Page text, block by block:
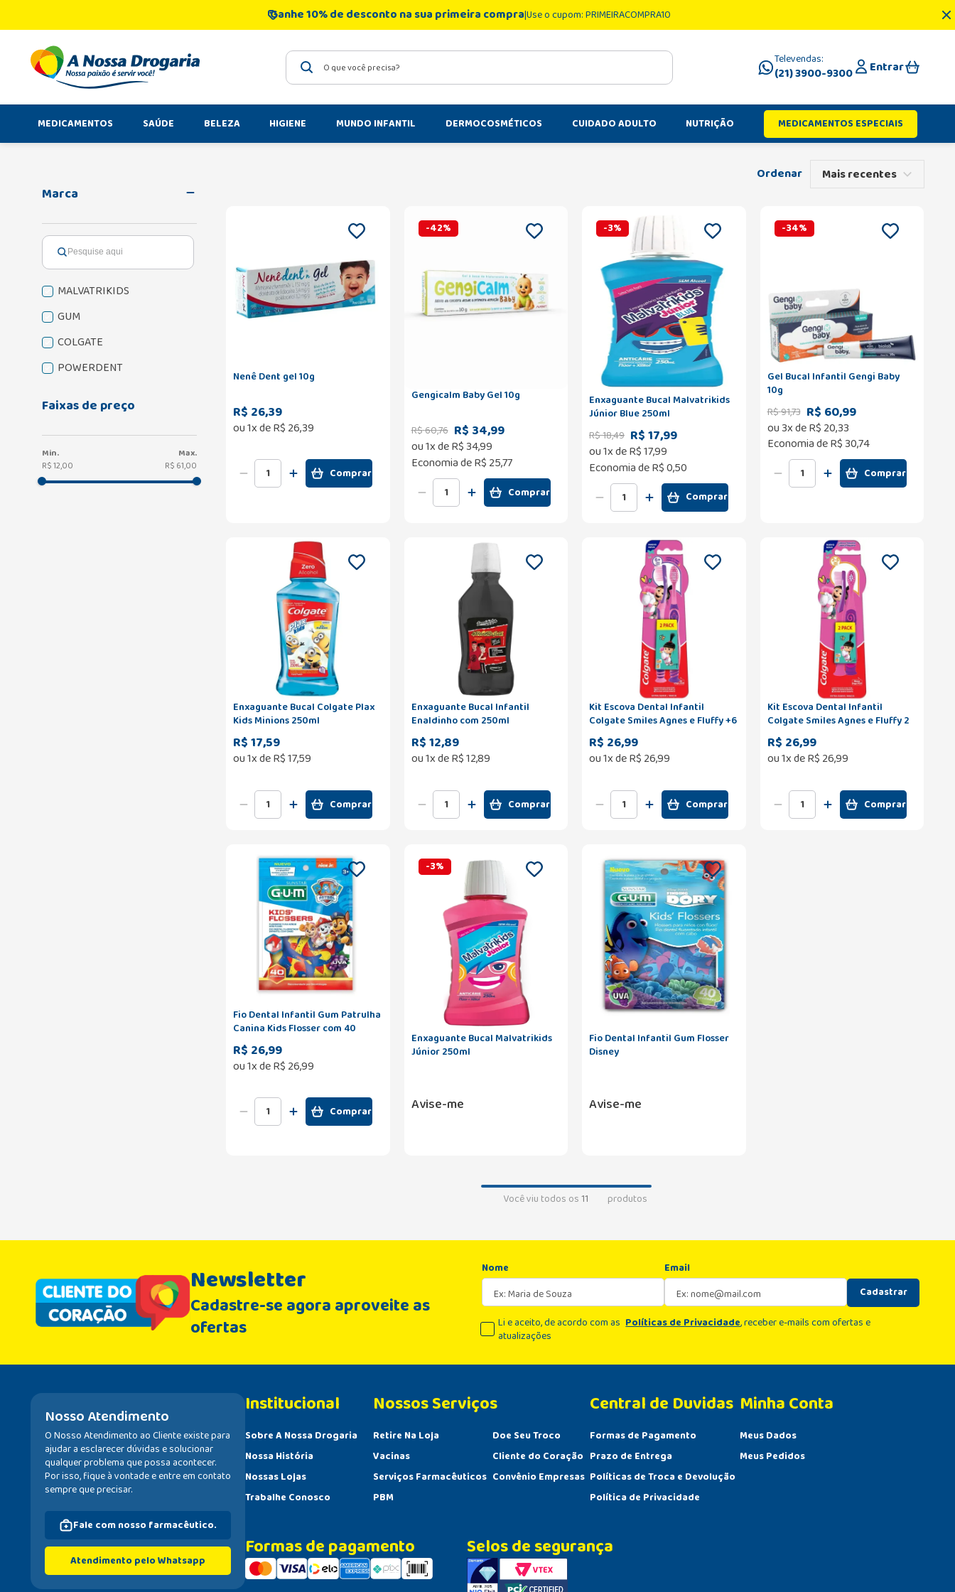
Ganhe 10% de desconto na sua primeira compraUse o cupom: PRIMEIRACOMPRA10
O que você precisa? Televendas:
(21) 3900-9300 Entrar
MEDICAMENTOS SAÚDE BELEZA HIGIENE MUNDO INFANTIL DERMOCOSMÉTICOS CUIDADO ADULTO NUTRIÇÃO MEDICAMENTOS ESPECIAIS
Marca
MALVATRIKIDS
GUM
COLGATE
POWERDENT
GENGI BABY
Faixas de preço
R$ 12,00 R$ 61,00
Mais recentes
Nenê Dent gel 10g
R$ 26,39
ou1x deR$ 26,39
Comprar
-42%
Gengicalm Baby Gel 10g
R$60,76 R$ 34,99
ou1x deR$34,99
Economia deR$ 25,77
Comprar
-3%
Enxaguante Bucal Malvatrikids
Júnior Blue 250ml
R$18,49 R$ 17,99
ou1x deR$17,99
Economia deR$ 0,50
Comprar
-34%
Gel Bucal Infantil Gengi Baby
10g
R$91,73 R$ 60,99
ou3x deR$ 20,33
Economia deR$ 30,74
Comprar
Enxaguante Bucal Colgate Plax
Kids Minions 250ml
R$ 17,59
ou1x deR$17,59
Comprar
Enxaguante Bucal Infantil
Enaldinho com 250ml
R$ 12,89
ou1x deR$12,89
Comprar
Kit Escova Dental Infantil
Colgate Smiles Agnes e Fluffy +6
Anos com 2 Unidades
R$ 26,99
ou1x deR$ 26,99
Comprar
Kit Escova Dental Infantil
Colgate Smiles Agnes e Fluffy 2
a 5 Anos com 2 Unidades
R$ 26,99
ou1x deR$ 26,99
Comprar
Fio Dental Infantil Gum Patrulha
Canina Kids Flosser com 40
Unidades
R$ 26,99
ou1x deR$ 26,99
Comprar
-3%
Enxaguante Bucal Malvatrikids
Júnior 250ml
Avise-me
Fio Dental Infantil Gum Flosser
Disney
Avise-me
Você viu todos os11 produtos
Newsletter
Cadastre-se agora aproveite as
ofertas
Nome
Email
Cadastrar
Li e aceito, de acordo com as Políticas de Privacidade, receber e-mails com ofertas e
atualizações
Nosso Atendimento
O Nosso Atendimento ao Cliente existe para
ajudar a esclarecer dúvidas e solucionar
qualquer problema que possa acontecer.
Por isso, fique à vontade e entre em contato
sempre que precisar.
Fale com nosso farmacêutico.
Atendimento pelo Whatsapp
Institucional
Sobre A Nossa Drogaria
Nossa História
Nossas Lojas
Trabalhe Conosco
Retire Na Loja
Vacinas
Serviços Farmacêuticos
PBM
Doe Seu Troco
Cliente do Coração
Convênio Empresas
Central de Duvidas
Formas de Pagamento
Prazo de Entrega
Políticas de Troca e Devolução
Política de Privacidade
Minha Conta
Meus Dados
Meus Pedidos
Formas de pagamento Selos de segurança